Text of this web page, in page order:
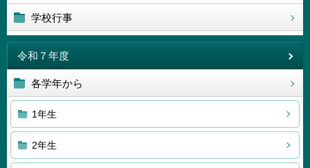
学校行事
令和７年度
各学年から
1年生
2年生